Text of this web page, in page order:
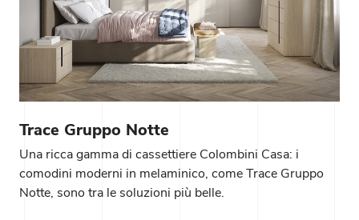
Trace Gruppo Notte
Una ricca gamma di cassettiere Colombini Casa: i
comodini moderni in melaminico, come Trace Gruppo
Notte, sono tra le soluzioni più belle.